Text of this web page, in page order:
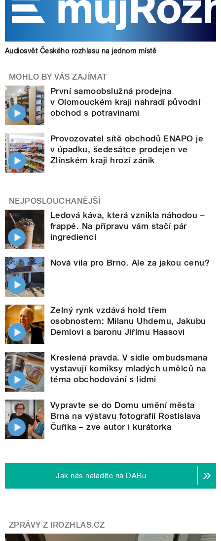
Audiosvět Českého rozhlasu na jednom místě
MOHLO BY VÁS ZAJÍMAT
První samoobslužná prodejna
v Olomouckém kraji nahradí původní
obchod s potravinami
Provozovatel sítě obchodů ENAPO je
v úpadku, šedesátce prodejen ve
Zlínském kraji hrozí zánik
NEJPOSLOUCHANĚJŠÍ
Ledová káva, která vznikla náhodou –
frappé. Na přípravu vám stačí pár
ingrediencí
Nová vila pro Brno. Ale za jakou cenu?
Zelný rynk vzdává hold třem
osobnostem: Milanu Uhdemu, Jakubu
Demlovi a baronu Jiřímu Haasovi
Kreslená pravda. V sídle ombudsmana
vystavují komiksy mladých umělců na
téma obchodování s lidmi
Vypravte se do Domu umění města
Brna na výstavu fotografií Rostislava
Čuříka – zve autor i kurátorka
Jak nás naladíte na DABu
ZPRÁVY Z IROZHLAS.CZ